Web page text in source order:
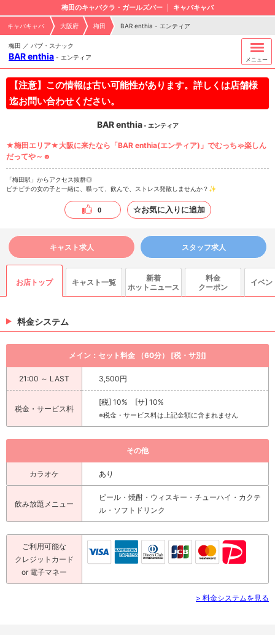
梅田のキャバクラ・ガールズバー キャバキャバ
キャバキャバ 大阪府 梅田 BAR enthia - エンティア
梅田 ／ パブ・スナック
BAR enthia - エンティア メニュー
【注意】この情報は古い可能性があります。詳しくは店舗様
迄お問い合わせください。
BAR enthia- エンティア
★梅田エリア★大阪に来たなら「BAR enthia(エンティア)」でむっちゃ楽しん
だってや～☻
「梅田駅」からアクセス抜群◎
ピチピチの女の子と一緒に、喋って、飲んで、ストレス発散しませんか？✨
0 ☆お気に入りに追加
キャスト求人 スタッフ求人
お店トップ キャスト一覧
新着
ホットニュース
料金
クーポン
イベン
料金システム
メイン：セット料金 （60分） [税・サ別]
21:00 ～ LAST 3,500円
税金・サービス料
[税] 10% [サ] 10%
※税金・サービス料は上記金額に含まれません
その他
カラオケ あり
飲み放題メニュー
ビール・焼酎・ウィスキー・チューハイ・カクテ
ル・ソフトドリンク
ご利用可能な
クレジットカード
or 電子マネー
> 料金システムを見る